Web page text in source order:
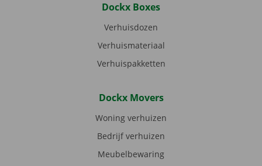
Dockx Boxes
Verhuisdozen
Verhuismateriaal
Verhuispakketten
Dockx Movers
Woning verhuizen
Bedrijf verhuizen
Meubelbewaring